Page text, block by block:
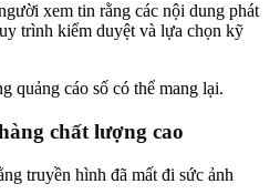
xem tin rằng các nội dung phát
trình kiểm duyệt và lựa chọn kỹ
quảng cáo số có thể mang lại.
chất lượng cao
truyền hình đã mất đi sức ảnh